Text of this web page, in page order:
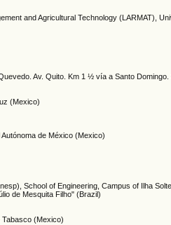
and Agricultural Technology (LARMAT),
Av. Quito. Km 1 ½ vía a Santo
(Mexico)
de México (Mexico)
School of Engineering, Campus of Ilha
de Mesquita Filho" (Brazil)
Tabasco (Mexico)